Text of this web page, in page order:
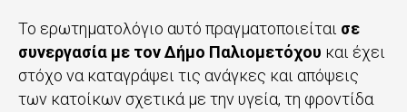
Το ερωτηματολόγιο αυτό πραγματοποιείται σε
συνεργασία με τον Δήμο Παλιομετόχου και έχει
στόχο να καταγράψει τις ανάγκες και απόψεις
των κατοίκων σχετικά με την υγεία, τη φροντίδα